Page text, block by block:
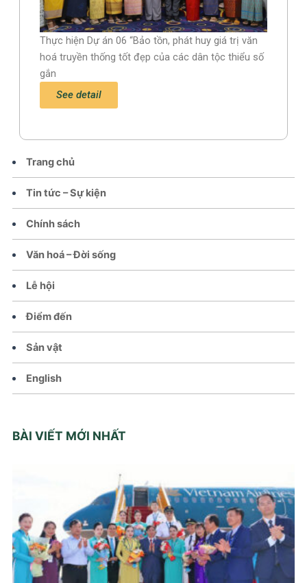
Trang chủ
Tin tức – Sự kiện
Chính sách
Văn hoá – Đời sống
Lễ hội
Điểm đến
Sản vật
English
BÀI VIẾT MỚI NHẤT
Thực hiện Dự án 06 “Bảo tồn, phát huy giá trị văn
hoá truyền thống tốt đẹp của các dân tộc thiểu số
gắn
See detail